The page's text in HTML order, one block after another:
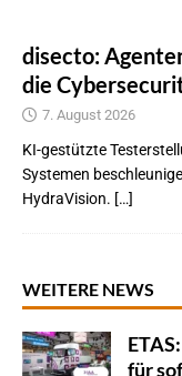
disecto:
die
7. August 2026
KI-gestützte
Systemen
HydraVision. […]
WEITERE NEWS
für